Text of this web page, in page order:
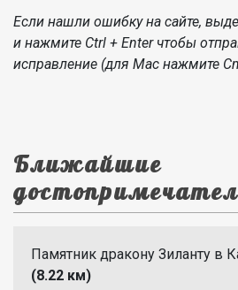
Если нашли ошибку на сайте,
и нажмите Ctrl + Enter чтобы
исправление (для Mac нажмите
Ближайшие
Памятник дракону Зиланту в
(8.22 км)